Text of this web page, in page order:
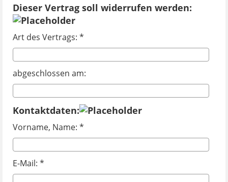
Dieser Vertrag soll widerrufen werden:
Art des Vertrags: *
abgeschlossen am:
Kontaktdaten:
Vorname, Name: *
E-Mail: *